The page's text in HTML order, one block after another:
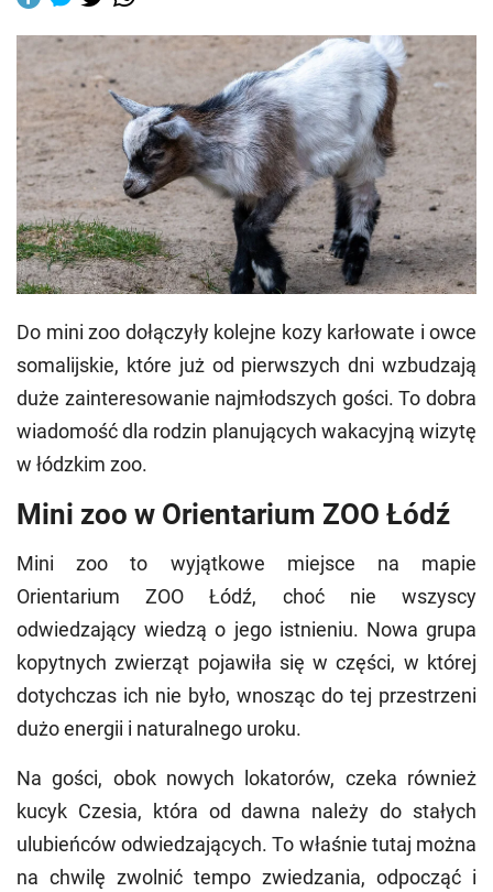
Do mini zoo dołączyły kolejne kozy karłowate i owce
somalijskie, które już od pierwszych dni wzbudzają
duże zainteresowanie najmłodszych gości. To dobra
wiadomość dla rodzin planujących wakacyjną wizytę
w łódzkim zoo.
Mini zoo w Orientarium ZOO Łódź
Mini zoo to wyjątkowe miejsce na mapie
Orientarium ZOO Łódź, choć nie wszyscy
odwiedzający wiedzą o jego istnieniu. Nowa grupa
kopytnych zwierząt pojawiła się w części, w której
dotychczas ich nie było, wnosząc do tej przestrzeni
dużo energii i naturalnego uroku.
Na gości, obok nowych lokatorów, czeka również
kucyk Czesia, która od dawna należy do stałych
ulubieńców odwiedzających. To właśnie tutaj można
na chwilę zwolnić tempo zwiedzania, odpocząć i